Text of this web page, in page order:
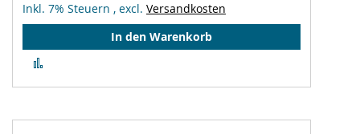
Inkl. 7% Steuern , excl. Versandkosten
In den Warenkorb
hinzufügen